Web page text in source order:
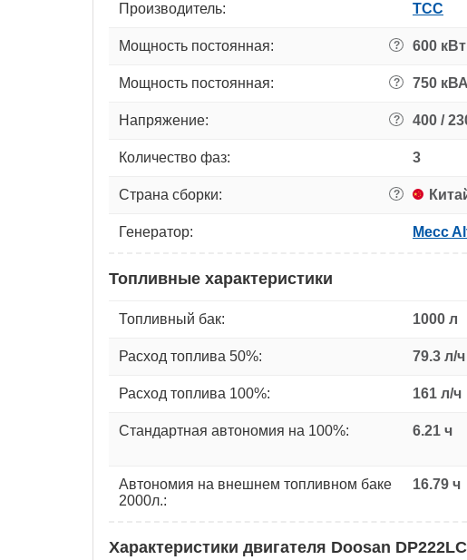
Производитель: ТСС
Мощность постоянная: ? 600 кВт
Мощность постоянная: ? 750 кВА
Напряжение: ? 400 /
Количество фаз: 3
Страна сборки: ?
Генератор: Mecc
Топливные характеристики
Топливный бак: 1000 л
Расход топлива 50%: 79.3 л/ч
Расход топлива 100%: 161 л/ч
Стандартная автономия на 100%: 6.21 ч
Автономия на внешнем топливном баке
2000л.:
16.79 ч
Характеристики двигателя Doosan DP222LC